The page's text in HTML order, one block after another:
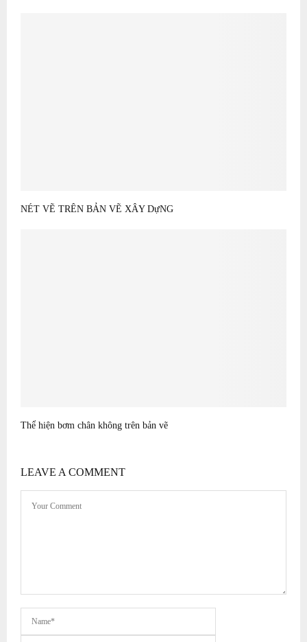
NÉT VẼ TRÊN BẢN VẼ XÂY DựNG
Thể hiện bơm chân không trên bản vẽ
LEAVE A COMMENT